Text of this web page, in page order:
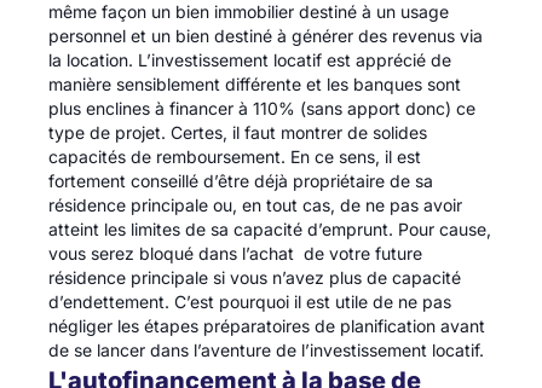
même façon un bien immobilier destiné à un usage
personnel et un bien destiné à générer des revenus via
la location. L’investissement locatif est apprécié de
manière sensiblement différente et les banques sont
plus enclines à financer à 110% (sans apport donc) ce
type de projet. Certes, il faut montrer de solides
capacités de remboursement. En ce sens, il est
fortement conseillé d’être déjà propriétaire de sa
résidence principale ou, en tout cas, de ne pas avoir
atteint les limites de sa capacité d’emprunt. Pour cause,
vous serez bloqué dans l’achat de votre future
résidence principale si vous n’avez plus de capacité
d’endettement. C’est pourquoi il est utile de ne pas
négliger les étapes préparatoires de planification avant
de se lancer dans l’aventure de l’investissement locatif.
L'autofinancement à la base de